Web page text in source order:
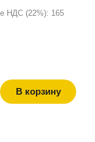
НДС (22%): 165
В корзину